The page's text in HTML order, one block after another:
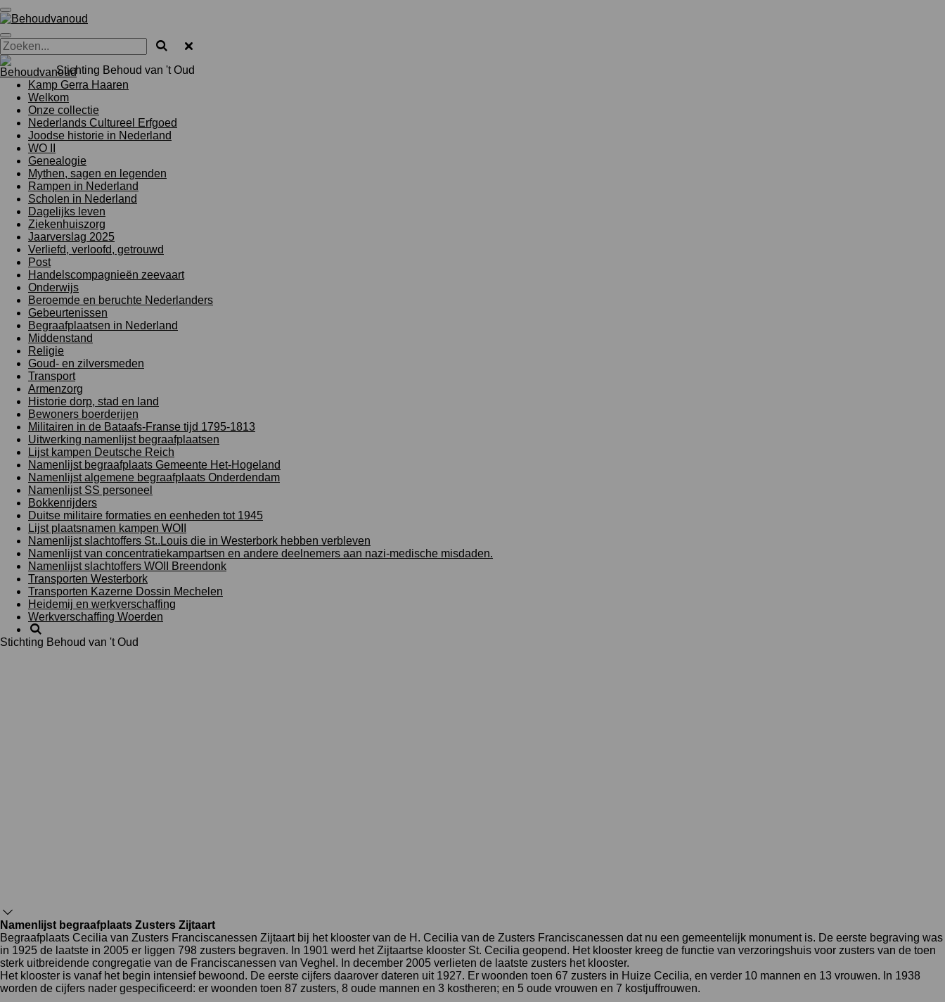
Ga
direct
naar
de
hoofdinhoud
Stichting Behoud van 't Oud
Kamp Gerra Haaren
Welkom
Onze collectie
Nederlands Cultureel Erfgoed
Joodse historie in Nederland
WO II
Genealogie
Mythen, sagen en legenden
Rampen in Nederland
Scholen in Nederland
Dagelijks leven
Ziekenhuiszorg
Jaarverslag 2025
Verliefd, verloofd, getrouwd
Post
Handelscompagnieën zeevaart
Onderwijs
Beroemde en beruchte Nederlanders
Gebeurtenissen
Begraafplaatsen in Nederland
Middenstand
Religie
Goud- en zilversmeden
Transport
Armenzorg
Historie dorp, stad en land
Bewoners boerderijen
Militairen in de Bataafs-Franse tijd 1795-1813
Uitwerking namenlijst begraafplaatsen
Lijst kampen Deutsche Reich
Namenlijst begraafplaats Gemeente Het-Hogeland
Namenlijst algemene begraafplaats Onderdendam
Namenlijst SS personeel
Bokkenrijders
Duitse militaire formaties en eenheden tot 1945
Lijst plaatsnamen kampen WOII
Namenlijst slachtoffers St..Louis die in Westerbork hebben verbleven
Namenlijst van concentratiekampartsen en andere deelnemers aan nazi-medische misdaden.
Namenlijst slachtoffers WOII Breendonk
Transporten Westerbork
Transporten Kazerne Dossin Mechelen
Heidemij en werkverschaffing
Werkverschaffing Woerden
Stichting Behoud van 't Oud
Namenlijst begraafplaats Zusters Zijtaart
Begraafplaats Cecilia van Zusters Franciscanessen Zijtaart bij het klooster van de H. Cecilia van de Zusters Franciscanessen dat nu een gemeentelijk monument is. De eerste begraving was
in 1925 de laatste in 2005 er liggen 798 zusters begraven. In 1901 werd het Zijtaartse klooster St. Cecilia geopend. Het klooster kreeg de functie van verzoringshuis voor zusters van de toen
sterk uitbreidende congregatie van de Franciscanessen van Veghel. In december 2005 verlieten de laatste zusters het klooster.
Het klooster is vanaf het begin intensief bewoond. De eerste cijfers daarover dateren uit 1927. Er woonden toen 67 zusters in Huize Cecilia, en verder 10 mannen en 13 vrouwen. In 1938
worden de cijfers nader gespecificeerd: er woonden toen 87 zusters, 8 oude mannen en 3 kostheren; en 5 oude vrouwen en 7 kostjuffrouwen.